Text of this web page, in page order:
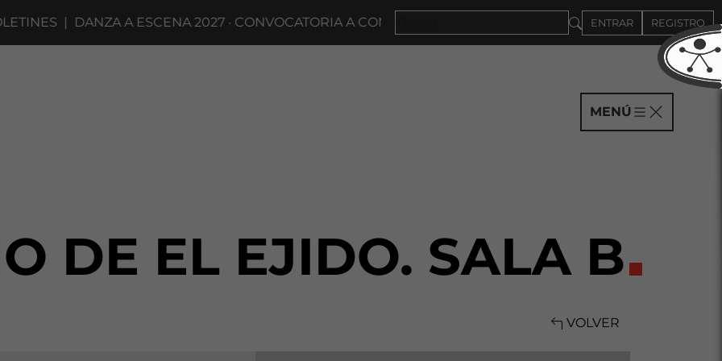
|DANZA A ESCENA 2027 · CONVOCATORIA A COMPAÑÍAS HASTA EL 4DE SEPTIEMBREENTRAR REGISTRO
MENÚ
DE EL EJIDO. SALA B
VOLVER